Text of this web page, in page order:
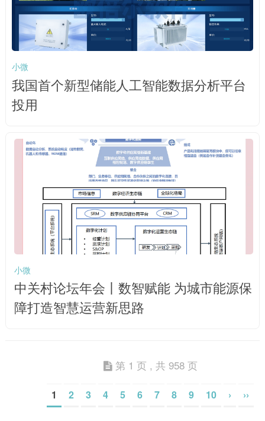
小微
我国首个新型储能人工智能数据分析平台
投用
小微
中关村论坛年会丨数智赋能 为城市能源保
障打造智慧运营新思路
第 1 页 , 共 958 页
1 2 3 4 5 6 7 8 9 10 › ››